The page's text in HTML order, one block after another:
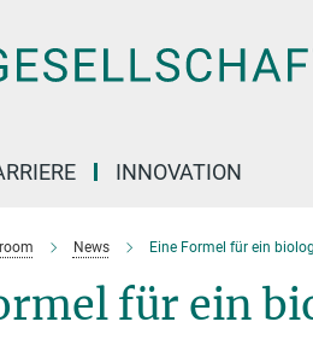
INNOVATION
News Eine Formel für ein
für ein